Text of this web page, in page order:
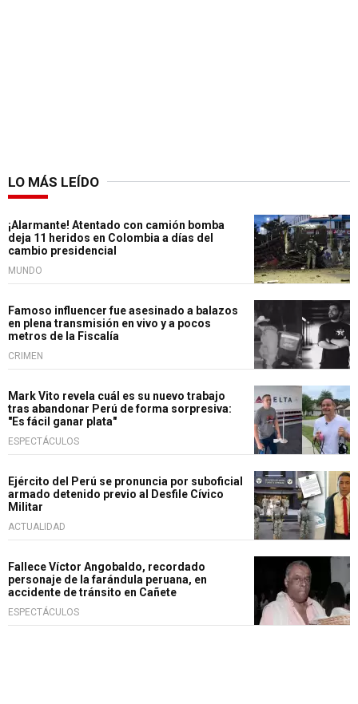
LO MÁS LEÍDO
¡Alarmante! Atentado con camión bomba
deja 11 heridos en Colombia a días del
cambio presidencial
MUNDO
Famoso influencer fue asesinado a balazos
en plena transmisión en vivo y a pocos
metros de la Fiscalía
CRIMEN
Mark Vito revela cuál es su nuevo trabajo
tras abandonar Perú de forma sorpresiva:
"Es fácil ganar plata"
ESPECTÁCULOS
Ejército del Perú se pronuncia por suboficial
armado detenido previo al Desfile Cívico
Militar
ACTUALIDAD
Fallece Víctor Angobaldo, recordado
personaje de la farándula peruana, en
accidente de tránsito en Cañete
ESPECTÁCULOS